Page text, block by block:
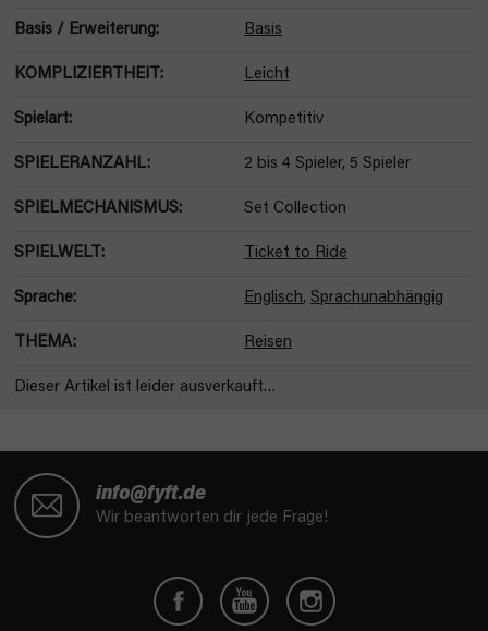
Basis / Erweiterung: Basis
KOMPLIZIERTHEIT : Leicht
Spielart: Kompetitiv
SPIELERANZAHL: 2 bis 4 Spieler, 5 Spieler
SPIELMECHANISMUS: Set Collection
SPIELWELT : Ticket to Ride
Sprache: Englisch, Sprachunabhängig
THEMA: Reisen
Dieser Artikel ist leider ausverkauft…
info@fyft.de
Wir beantworten dir jede Frage!